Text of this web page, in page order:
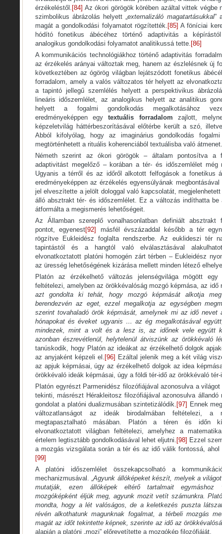
érzékeléstől. [84] Az ókori görögök körében azáltal vittek végbe
szimbolikus ábrázolás helyett „externalizáló magatartásukkal”
magát a gondolkodási folyamatot rögzítették. [85] A föníciai
hódító fonetikus ábécéhez történő adaptivitás a
analogikus gondolkodási folyamatot analitikussá tette. [86]
A kommunikációs technológiákhoz történő adaptivitás
az érzékelés arányai változtak meg, hanem az észlelésnek új
következtében az ógörög világban lejátszódott fonetikus
forradalom, amely a valós változatos tér helyett az
a tapintó jellegű szemlélés helyett a perspektivikus
lineáris időszemlélet, az analogikus helyett az analitikus
helyett a fogalmi gondolkodás megalkotásához
eredményeképpen egytextuális forradalom zajlott,
képzeletvilág háttérbeszorításával előtérbe került a szó,
Abból kifolyólag, hogy az imaginárius gondolkodás
megtörténhetett a rituális koherenciából textuálisba való átmenet.
Németh szerint az ókori görögök – általam pontosítva a
adaptivitást megelőző – korában a tér- és időszemlélet még
Ugyanis a térről és az időről alkotott felfogások a fonetikus
eredményeképpen az érzékelés egyensúlyának
jel elveszítette a jelölt dologgal való kapcsolatát,
álló absztrakt tér- és időszemlélet. Ez a változás indíthatta
átformálta a megismerés lehetőségeit.
Az Államban szereplő vonalhasonlatban definiált absztrakt
pontot, egyenest[92] másfél évszázaddal később a tér
rögzítve Eukleidész foglalta rendszerbe. Az euklideszi tér
tapintástól és a hangtól való elválasztásával
elvonatkoztatott platóni homogén zárt térben – Eukleidész
az üresség lehetőségének kizárása mellett minden létező
Platón az érzékelhető változás jelenségvilága mögött
feltételezi, amelyben az örökkévalóság mozgó képmása, az idő
azt gondolta ki tehát, hogy mozgó képmását alkotja
berendezvén az eget, ezzel megalkotja az egységben
szerint tovahaladó örök képmását, amelynek mi az idő
hónapokat és éveket ugyanis … az ég megalkotásával
mindezek, mint a volt és a lesz is, az időnek vele együtt
azonban észrevétlenül, helytelenül átviszünk az örökkévaló
tanúskodik, hogy Platón az ideákat az érzékelhető dolgok
az anyjaként képzeli el. [96] Ezáltal jelenik meg a két világ
az apjuk képmásai, úgy az érzékelhető dolgok az idea
örökkévaló ideák képmásai, úgy a földi tér-idő az örökkévaló
Platón egyrészt Parmenidész filozófiájával azonosulva a
tekinti, másrészt Hérakleitosz filozófiájával azonosulva
gondolat a platóni dualizmusában szintetizálódik. [97] Ennek
változatlanságot az ideák birodalmában feltételezi,
megtapasztalható másában. Platón a téren és időn
elvonatkoztatott világban feltételezi, amelyhez a
értelem legtisztább gondolkodásával lehet eljutni. [98] Ezzel
a mozgás vizsgálata során a tér és az idő válik fontossá,
[99]
A platóni időszemlélet összekapcsolható a
mechanizmusával. „Agyunk állóképeket készít, melyek a
mutatják, ezen állóképek eltérő tartalmait egymáshoz
mozgóképként éljük meg, agyunk mozit vetít számunkra.
mondta, hogy a lét valóságos, de a keletkezés puszta
révén alkothatunk magunknak fogalmat, a térbeli mozgás
magát az időt tekintette képnek, szerinte az idő az
alapján a platóni „mozi” előrevetítette a mozgókép filozófiáját.